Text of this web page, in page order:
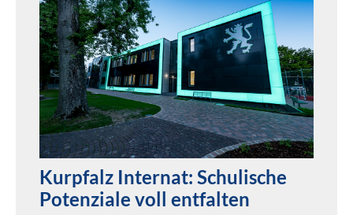
Kurpfalz Internat: Schulische
Potenziale voll entfalten